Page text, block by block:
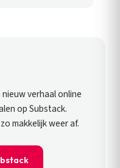
verhaal online
op Substack.
makkelijk weer af.